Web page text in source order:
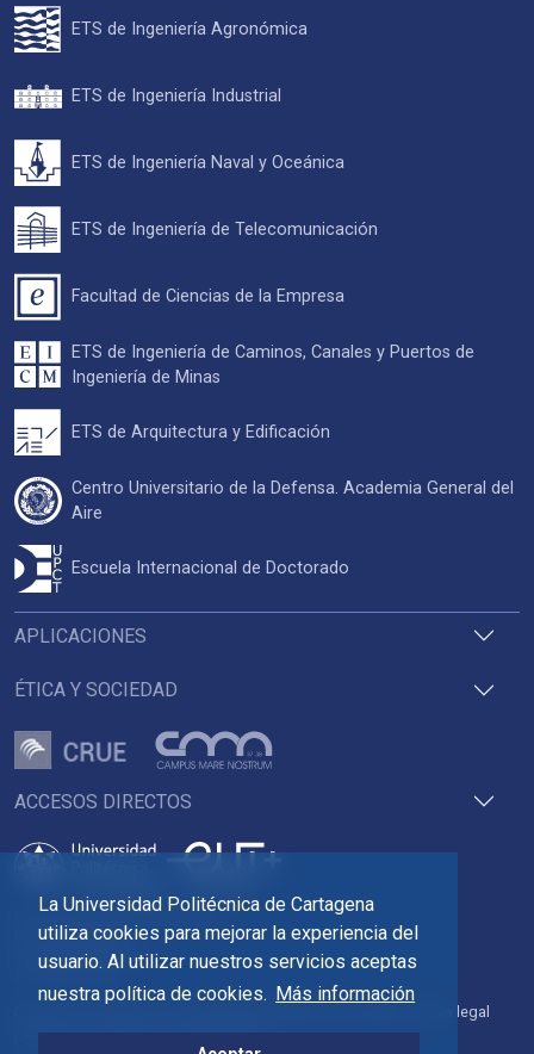
La Universidad Politécnica de Cartagena
utiliza cookies para mejorar la experiencia del
usuario. Al utilizar nuestros servicios aceptas
nuestra política de cookies. Más información
ACCESOS DIRECTOS
Edif. La Milagrosa
C.P. 30202 Cartagena
Aviso legal
Protección de datos Transparencia
APLICACIONES
ÉTICA Y SOCIEDAD
ETS de Ingeniería Agronómica
ETS de Ingeniería Industrial
ETS de Ingeniería Naval y Oceánica
ETS de Ingeniería de Telecomunicación
Facultad de Ciencias de la Empresa
ETS de Ingeniería de Caminos, Canales y Puertos de
Ingeniería de Minas
ETS de Arquitectura y Edificación
Centro Universitario de la Defensa. Academia General del
Aire
Escuela Internacional de Doctorado